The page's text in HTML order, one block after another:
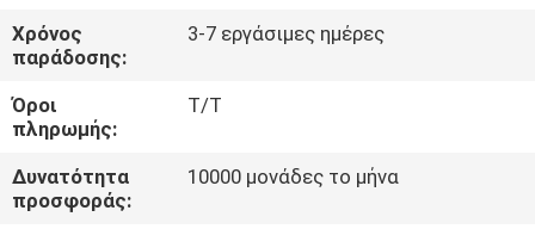
ΕΛΆΤΕ
ΣΕ
ΕΠΑΦΉ
ΜΕ
Χρόνος
παράδοσης:
3-7 εργάσιμες ημέρες
Όροι
πληρωμής:
Τ/Τ
Δυνατότητα
προσφοράς:
10000 μονάδες το μήνα